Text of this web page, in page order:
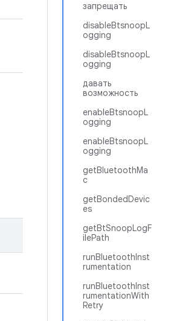
запрещать
disableBtsnoopL
ogging
disableBtsnoopL
ogging
давать
возможность
enableBtsnoopL
ogging
enableBtsnoopL
ogging
getBluetoothMa
c
getBondedDevic
es
getBtSnoopLogF
ilePath
runBluetoothInst
rumentation
runBluetoothInst
rumentationWith
Retry